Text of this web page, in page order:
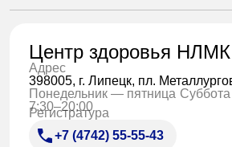
Центр здоровья НЛМК
Адрес
398005, г. Липецк, пл.
Понедельник — пятница
7:30–20:00
Регистратура
+7 (4742) 55-55-43